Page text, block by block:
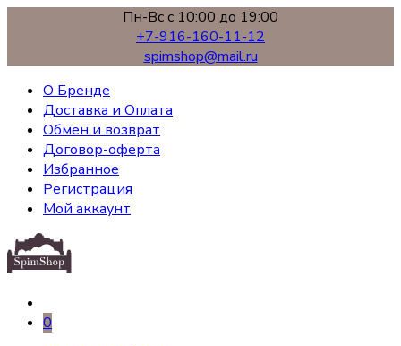
Пн-Вс с 10:00 до 19:00
+7-916-160-11-12
spimshop@mail.ru
О Бренде
Доставка и Оплата
Обмен и возврат
Договор-оферта
Избранное
Регистрация
Мой аккаунт
0